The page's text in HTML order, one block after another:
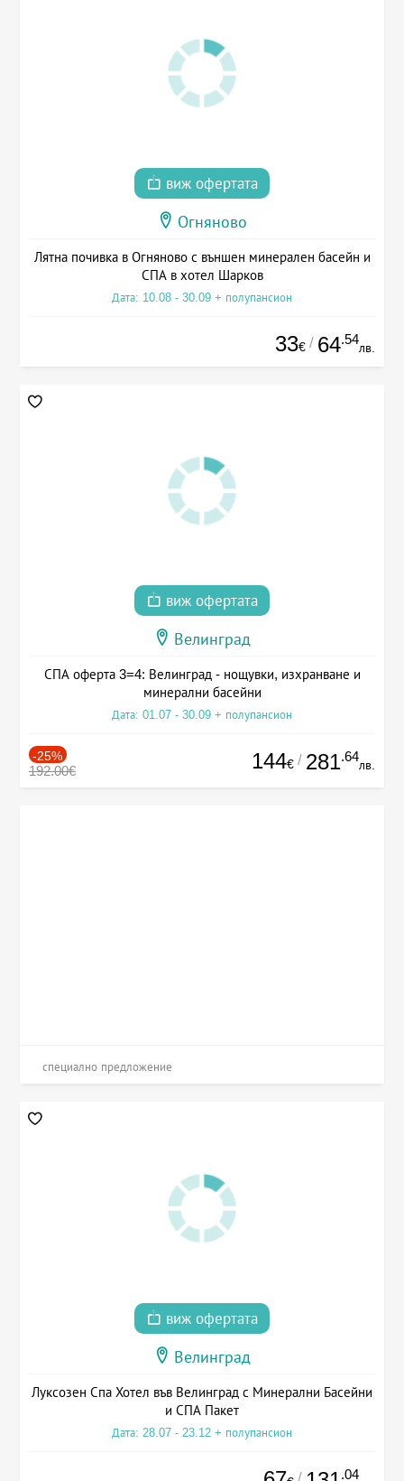
виж офертата
Огняново
Лятна почивка в Огняново с външен минерален басейн и
СПА в хотел Шарков
Дата: 10.08 - 30.09 + полупансион
33€ / 64.54
лв.
виж офертата
Велинград
СПА оферта 3=4: Велинград - нощувки, изхранване и
минерални басейни
Дата: 01.07 - 30.09 + полупансион
-25%
192.00€ 144€ / 281.64
лв.
специално предложение
виж офертата
Велинград
Луксозен Спа Хотел във Велинград с Минерални Басейни
и СПА Пакет
Дата: 28.07 - 23.12 + полупансион
.04